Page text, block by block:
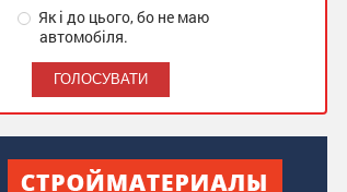
Як і до цього, бо не маю
автомобіля.